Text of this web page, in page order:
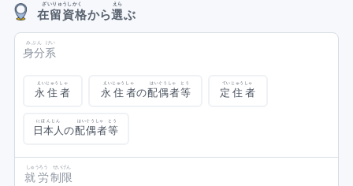
在留資格
ざいりゅうしかく
から選
えら
ぶ
身分
みぶん
系
けい
永住者
えいじゅうしゃ
永住者
えいじゅうしゃ
の配偶者
はいぐうしゃ
等
とう
定住者
ていじゅうしゃ
日本人
にほんじん
の配偶者
はいぐうしゃ
等
とう
就労
しゅうろう
制限
せいげん